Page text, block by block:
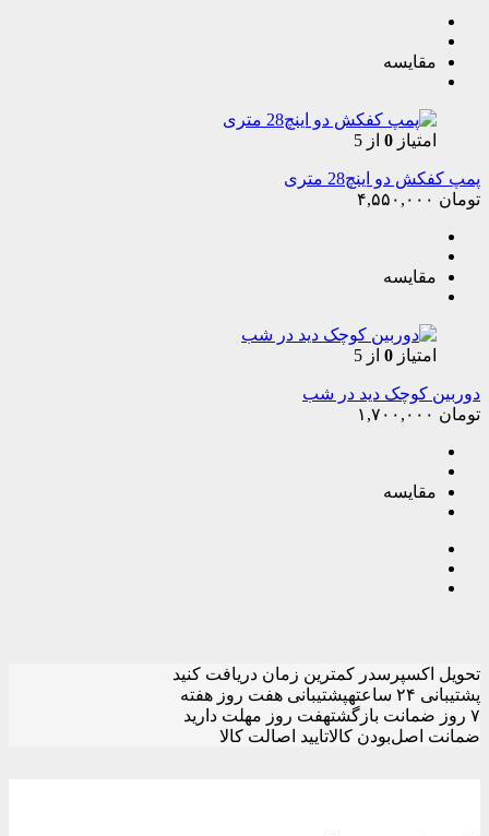
مقایسه
امتیاز 0 از 5
پمپ کفکش دو اینچ28 متری
تومان
مقایسه
امتیاز 0 از 5
دوربین کوچک دید در شب
تومان
مقایسه
تحویل اکسپرسدر کمترین زمان دریافت کنید
پشتیبانی ۲۴ ساعته
پشتیبانی هفت روز هفته
۷ روز ضمانت بازگشت
هفت روز مهلت دارید
ضمانت اصل‌بودن کالاتایید اصالت کالا